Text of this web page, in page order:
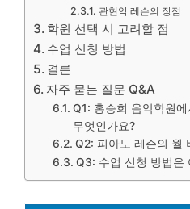
관현악 레슨의 장점
학원 선택 시 고려할 점
수업 신청 방법
결론
자주 묻는 질문 Q&A
Q1: 홍승희 음악학원
무엇인가요?
Q2: 피아노 레슨의 월
Q3: 수업 신청 방법은